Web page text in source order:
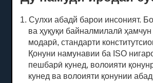
1. Сулхи абадй барои инсоният.
ва ҳуқуқи байналмилалӣ ҳамчун
модарӣ, стандарти
Қонуни намунавии ба ISO
пешбарӣ кунед, волоияти
кунед ва волоияти қонунии